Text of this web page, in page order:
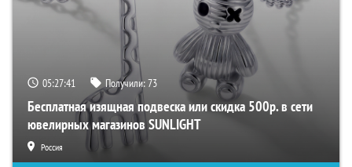
05:27:41 Получили:73
Бесплатная изящная подвеска или скидка 500р. в сети
ювелирных магазинов SUNLIGHT
Россия